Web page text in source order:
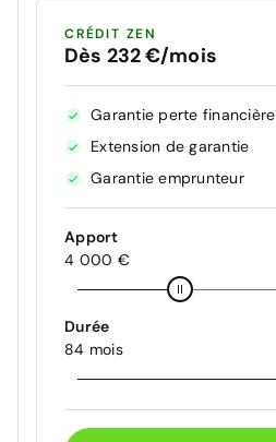
CRÉDIT ZEN
Dès 232 €/mois
Garantie perte financière
Extension de garantie
Garantie emprunteur
Apport
4 000 €
Durée
84 mois